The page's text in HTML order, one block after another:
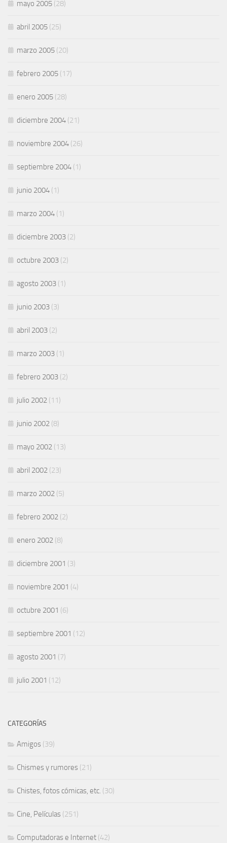
mayo 2005 (28)
abril 2005 (25)
marzo 2005 (20)
febrero 2005 (17)
enero 2005 (28)
diciembre 2004 (21)
noviembre 2004 (26)
septiembre 2004 (1)
junio 2004 (1)
marzo 2004 (1)
diciembre 2003 (2)
octubre 2003 (2)
agosto 2003 (1)
junio 2003 (3)
abril 2003 (2)
marzo 2003 (1)
febrero 2003 (2)
julio 2002 (11)
junio 2002 (8)
mayo 2002 (13)
abril 2002 (23)
marzo 2002 (5)
febrero 2002 (2)
enero 2002 (8)
diciembre 2001 (3)
noviembre 2001 (4)
octubre 2001 (6)
septiembre 2001 (12)
agosto 2001 (7)
julio 2001 (12)
CATEGORÍAS
Amigos (39)
Chismes y rumores (21)
Chistes, fotos cómicas, etc. (30)
Cine, Películas (251)
Computadoras e Internet (42)